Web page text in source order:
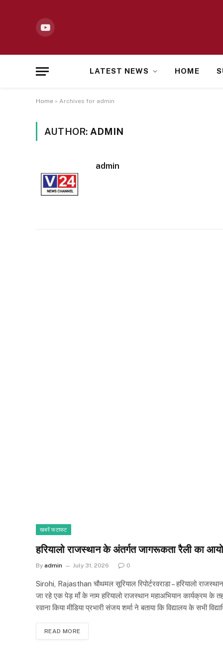
YouTube
LATEST NEWS HOME
Home » Archives for admin
AUTHOR: ADMIN
admin
खबरें फटाफट
हरियालो राजस्थान के अंतर्गत जागरूकता रैली का
By admin July 31, 2026 0
Sirohi, Rajasthan चौथमल सूरियाल रिपोर्टरवराडा – हरियालो
जा रहे एक पेड़ माँ के नाम हरियालो राजस्थान महाअभियान कार्यक्रम के
रवाना किया मीडिया प्रभारी संजय शर्मा ने बताया कि विद्यालय के
READ MORE